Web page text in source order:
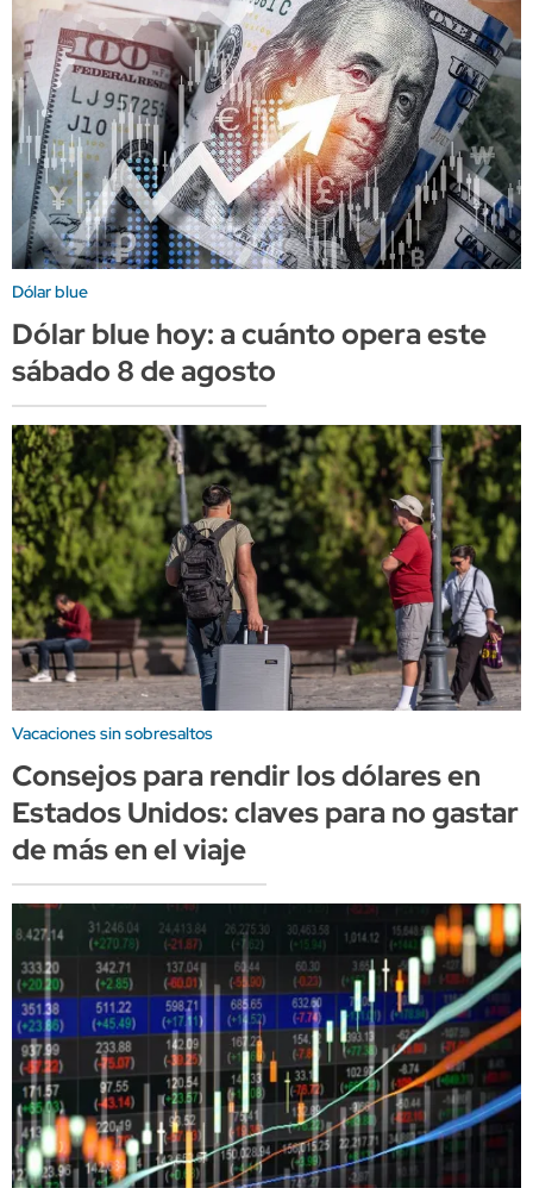
Dólar blue
Dólar blue hoy: a cuánto opera este
sábado 8 de agosto
Vacaciones sin sobresaltos
Consejos para rendir los dólares en
Estados Unidos: claves para no gastar
de más en el viaje